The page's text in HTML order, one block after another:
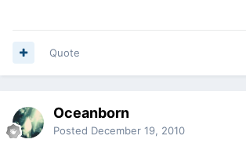
Quote
Oceanborn
Posted December 19, 2010